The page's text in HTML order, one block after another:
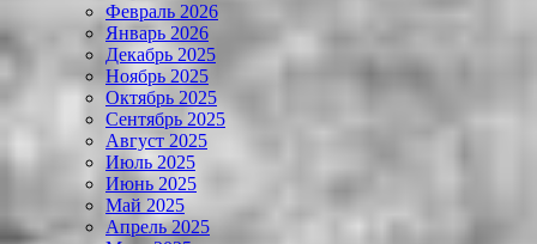
Февраль 2026
Январь 2026
Декабрь 2025
Ноябрь 2025
Октябрь 2025
Сентябрь 2025
Август 2025
Июль 2025
Июнь 2025
Май 2025
Апрель 2025